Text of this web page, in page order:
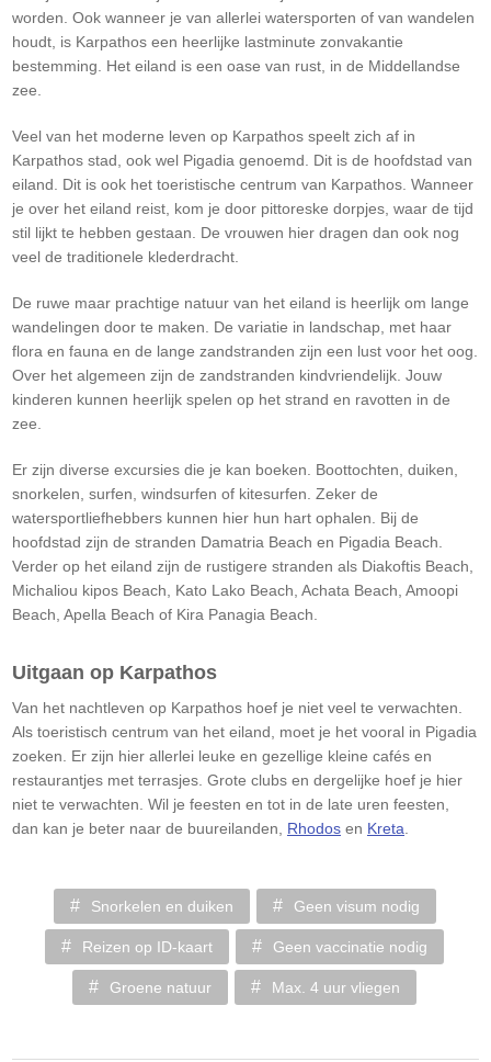
worden. Ook wanneer je van allerlei watersporten of van wandelen
houdt, is Karpathos een heerlijke lastminute zonvakantie
bestemming. Het eiland is een oase van rust, in de Middellandse
zee.
Veel van het moderne leven op Karpathos speelt zich af in
Karpathos stad, ook wel Pigadia genoemd. Dit is de hoofdstad van
eiland. Dit is ook het toeristische centrum van Karpathos. Wanneer
je over het eiland reist, kom je door pittoreske dorpjes, waar de tijd
stil lijkt te hebben gestaan. De vrouwen hier dragen dan ook nog
veel de traditionele klederdracht.
De ruwe maar prachtige natuur van het eiland is heerlijk om lange
wandelingen door te maken. De variatie in landschap, met haar
flora en fauna en de lange zandstranden zijn een lust voor het oog.
Over het algemeen zijn de zandstranden kindvriendelijk. Jouw
kinderen kunnen heerlijk spelen op het strand en ravotten in de
zee.
Er zijn diverse excursies die je kan boeken. Boottochten, duiken,
snorkelen, surfen, windsurfen of kitesurfen. Zeker de
watersportliefhebbers kunnen hier hun hart ophalen. Bij de
hoofdstad zijn de stranden Damatria Beach en Pigadia Beach.
Verder op het eiland zijn de rustigere stranden als Diakoftis Beach,
Michaliou kipos Beach, Kato Lako Beach, Achata Beach, Amoopi
Beach, Apella Beach of Kira Panagia Beach.
Uitgaan op Karpathos
Van het nachtleven op Karpathos hoef je niet veel te verwachten.
Als toeristisch centrum van het eiland, moet je het vooral in Pigadia
zoeken. Er zijn hier allerlei leuke en gezellige kleine cafés en
restaurantjes met terrasjes. Grote clubs en dergelijke hoef je hier
niet te verwachten. Wil je feesten en tot in de late uren feesten,
dan kan je beter naar de buureilanden, Rhodos en Kreta
Snorkelen en duiken Geen visum nodig
Reizen op ID-kaart Geen vaccinatie nodig
Groene natuur Max. 4 uur vliegen